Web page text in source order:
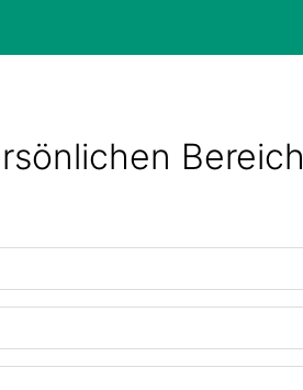
Bereich